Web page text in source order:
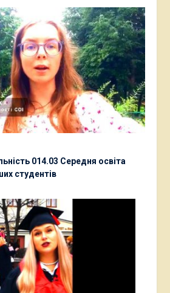
014.03 Середня освіта
студентів